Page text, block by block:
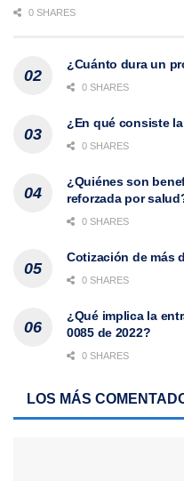
0 SHARES
¿Cuánto dura un
0 SHARES
¿En qué consiste
0 SHARES
¿Quiénes son
reforzada por
0 SHARES
Cotización de más
0 SHARES
¿Qué implica la
0085 de 2022?
0 SHARES
LOS MÁS